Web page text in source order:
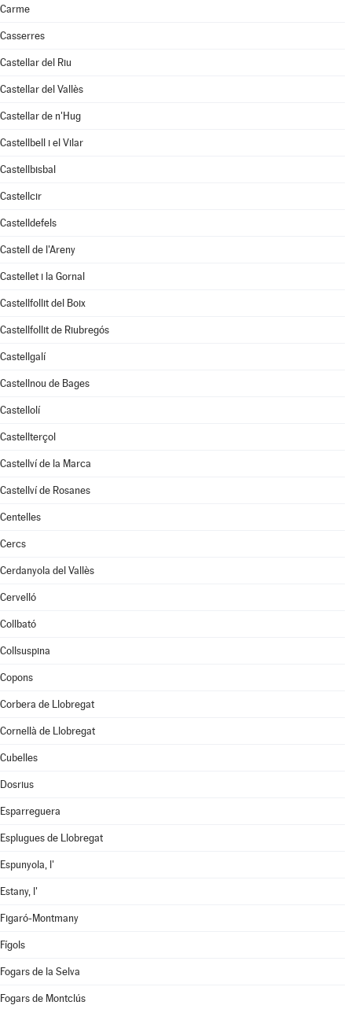
Carme
Casserres
Castellar del Riu
Castellar del Vallès
Castellar de n'Hug
Castellbell i el Vilar
Castellbisbal
Castellcir
Castelldefels
Castell de l'Areny
Castellet i la Gornal
Castellfollit del Boix
Castellfollit de Riubregós
Castellgalí
Castellnou de Bages
Castellolí
Castellterçol
Castellví de la Marca
Castellví de Rosanes
Centelles
Cercs
Cerdanyola del Vallès
Cervelló
Collbató
Collsuspina
Copons
Corbera de Llobregat
Cornellà de Llobregat
Cubelles
Dosrius
Esparreguera
Esplugues de Llobregat
Espunyola, l'
Estany, l'
Figaró-Montmany
Fígols
Fogars de la Selva
Fogars de Montclús